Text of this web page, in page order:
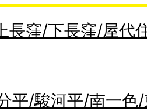
長窪/下長窪/屋代
平/駿河平/南一色